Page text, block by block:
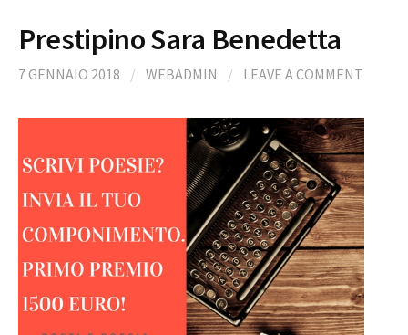
Prestipino Sara Benedetta
7 GENNAIO 2018 / WEBADMIN / LEAVE A COMMENT